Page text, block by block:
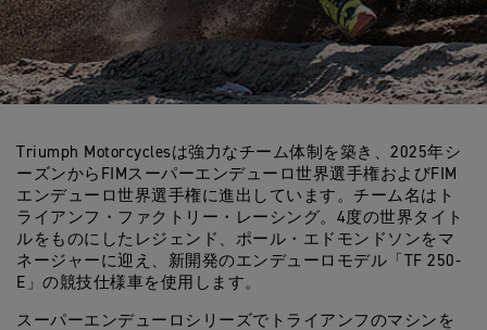
Triumph Motorcyclesは強力なチーム体制を築き、2025年シ
ーズンからFIMスーパーエンデューロ世界選手権およびFIM
エンデューロ世界選手権に進出しています。チーム名はト
ライアンフ・ファクトリー・レーシング。4度の世界タイト
ルをものにしたレジェンド、ポール・エドモンドソンをマ
ネージャーに迎え、新開発のエンデューロモデル「TF 250-
E」の競技仕様車を使用します。
スーパーエンデューロシリーズでトライアンフのマシンを